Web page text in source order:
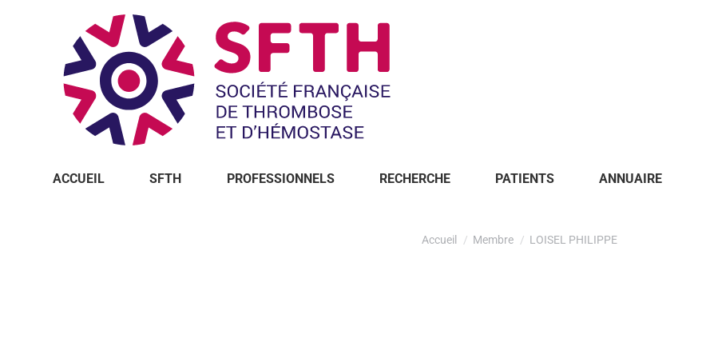
ACCUEIL SFTH PROFESSIONNELS RECHERCHE PATIENTS ANNUAIRE
Accueil Membre LOISEL PHILIPPE